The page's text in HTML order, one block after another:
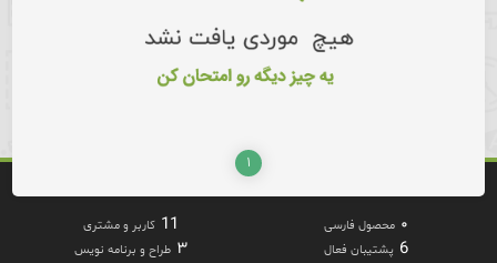
۱
۰ محصول فارسی 11 کاربر و مشتری
6 پشتیبان فعال ۳ طراح و برنامه نویس